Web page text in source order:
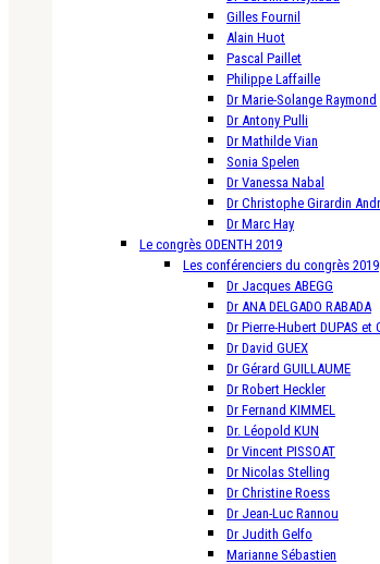
Gilles Fournil
Alain Huot
Pascal Paillet
Philippe Laffaille
Dr Marie-Solange Raymond
Dr Antony Pulli
Dr Mathilde Vian
Sonia Spelen
Dr Vanessa Nabal
Dr Christophe Girardin
Dr Marc Hay
Le congrès ODENTH 2019
Les conférenciers du congrès 2019
Dr Jacques ABEGG
Dr ANA DELGADO RABADA
Dr Pierre-Hubert DUPAS et
Dr David GUEX
Dr Gérard GUILLAUME
Dr Robert Heckler
Dr Fernand KIMMEL
Dr. Léopold KUN
Dr Vincent PISSOAT
Dr Nicolas Stelling
Dr Christine Roess
Dr Jean-Luc Rannou
Dr Judith Gelfo
Marianne Sébastien